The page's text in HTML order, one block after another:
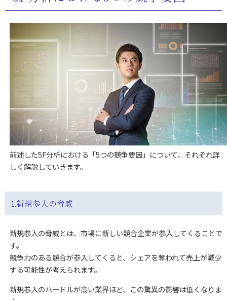
前述した5F分析における「5つの競争要因」について、それぞれ詳
しく解説していきます。
1.新規参入の脅威
新規参入の脅威とは、市場に新しい競合企業が参入してくることで
す。
競争力のある競合が参入してくると、シェアを奪われて売上が減少
する可能性が考えられます。
新規参入のハードルが高い業界ほど、この驚異の影響は低くなりま